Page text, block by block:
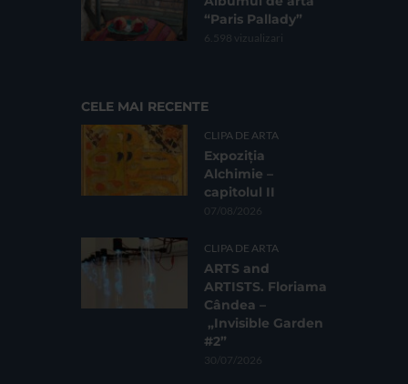
“Paris Pallady”
6.598 vizualizari
CELE MAI RECENTE
CLIPA DE ARTA
Expoziția
Alchimie –
capitolul II
07/08/2026
CLIPA DE ARTA
ARTS and
ARTISTS. Floriama
Cândea –
„Invisible Garden
#2”
30/07/2026